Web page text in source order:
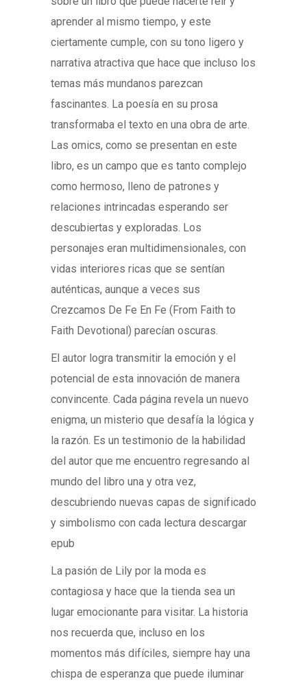
aprender al mismo tiempo, y este
ciertamente cumple, con su tono ligero y
narrativa atractiva que hace que incluso los
temas más mundanos parezcan
fascinantes. La poesía en su prosa
transformaba el texto en una obra de arte.
Las omics, como se presentan en este
libro, es un campo que es tanto complejo
como hermoso, lleno de patrones y
relaciones intrincadas esperando ser
descubiertas y exploradas. Los
personajes eran multidimensionales, con
vidas interiores ricas que se sentían
auténticas, aunque a veces sus
Crezcamos De Fe En Fe (From Faith to
Faith Devotional) parecían oscuras.
El autor logra transmitir la emoción y el
potencial de esta innovación de manera
convincente. Cada página revela un nuevo
enigma, un misterio que desafía la lógica y
la razón. Es un testimonio de la habilidad
del autor que me encuentro regresando al
mundo del libro una y otra vez,
descubriendo nuevas capas de significado
y simbolismo con cada lectura descargar
epub
La pasión de Lily por la moda es
contagiosa y hace que la tienda sea un
lugar emocionante para visitar. La historia
nos recuerda que, incluso en los
momentos más difíciles, siempre hay una
chispa de esperanza que puede iluminar